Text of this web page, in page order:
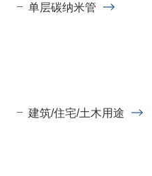
单层碳纳米管
建筑/住宅/土木用途